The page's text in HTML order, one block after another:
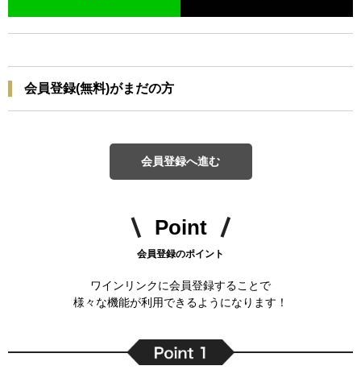
会員登録(無料)がまだの方
会員登録へ進む
Point
会員登録のポイント
ワインリンクに会員登録することで
様々な機能が利用できるようになります！